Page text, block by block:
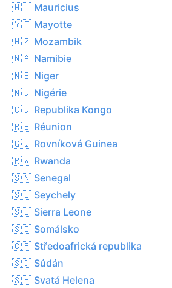
🇲🇺 Mauricius
🇾🇹 Mayotte
🇲🇿 Mozambik
🇳🇦 Namibie
🇳🇪 Niger
🇳🇬 Nigérie
🇨🇬 Republika Kongo
🇷🇪 Réunion
🇬🇶 Rovníková Guinea
🇷🇼 Rwanda
🇸🇳 Senegal
🇸🇨 Seychely
🇸🇱 Sierra Leone
🇸🇴 Somálsko
🇨🇫 Středoafrická republika
🇸🇩 Súdán
🇸🇭 Svatá Helena